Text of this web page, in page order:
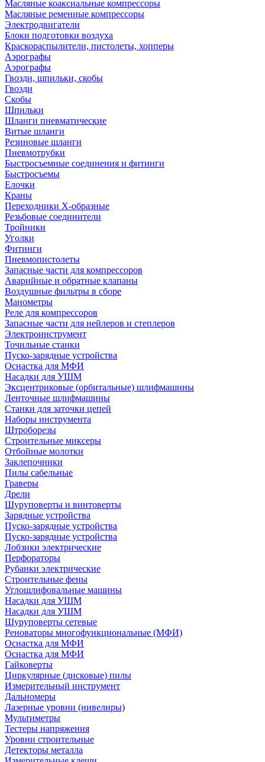
Масляные коаксиальные компрессоры
Масляные ременные компрессоры
Электродвигатели
Блоки подготовки воздуха
Краскораспылители, пистолеты, хопперы
Аэрографы
Аэрографы
Гвозди, шпильки, скобы
Гвозди
Скобы
Шпильки
Шланги пневматические
Витые шланги
Резиновые шланги
Пневмотрубки
Быстросъемные соединения и фитинги
Быстросъемы
Елочки
Краны
Переходники Х-образные
Резьбовые соединители
Тройники
Уголки
Фитинги
Пневмопистолеты
Запасные части для компрессоров
Аварийные и обратные клапаны
Воздушные фильтры в сборе
Манометры
Реле для компрессоров
Запасные части для нейлеров и степлеров
Электроинструмент
Точильные станки
Пуско-зарядные устройства
Оснастка для МФИ
Насадки для УШМ
Эксцентриковые (орбитальные) шлифмашины
Ленточные шлифмашины
Станки для заточки цепей
Наборы инструмента
Штроборезы
Строительные миксеры
Отбойные молотки
Заклепочники
Пилы сабельные
Граверы
Дрели
Шуруповерты и винтоверты
Зарядные устройства
Пуско-зарядные устройства
Пуско-зарядные устройства
Лобзики электрические
Перфораторы
Рубанки электрические
Строительные фены
Углошлифовальные машины
Насадки для УШМ
Насадки для УШМ
Шуруповерты сетевые
Реноваторы многофункциональные (МФИ)
Оснастка для МФИ
Оснастка для МФИ
Гайковерты
Циркулярные (дисковые) пилы
Измерительный инструмент
Дальномеры
Лазерные уровни (нивелиры)
Мультиметры
Тестеры напряжения
Уровни строительные
Детекторы металла